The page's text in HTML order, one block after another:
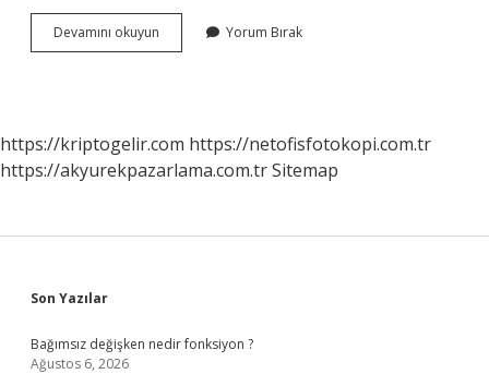
Devamını okuyun
Kadın
Alır
Yorum Bırak
https://kriptogelir.com https://netofisfotokopi.com.tr
https://akyurekpazarlama.com.trSitemap
Sidebar
Son Yazılar
Bağımsız değişken nedir fonksiyon ?
Ağustos 6, 2026